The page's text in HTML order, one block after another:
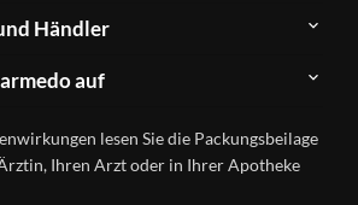
Händler
auf
lesen Sie die Packungsbeilage
Ihren Arzt oder in Ihrer Apotheke